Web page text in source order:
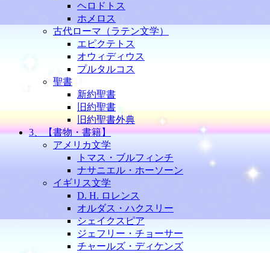
ヘロドトス
ホメロス
古代ローマ（ラテン文学）
エピクテトス
オウィディウス
プルタルコス
聖書
新約聖書
旧約聖書
旧約聖書外典
3、【書物・書籍】
アメリカ文学
トマス・ブルフィンチ
ナサニエル・ホーソーン
イギリス文学
D. H. ロレンス
オルダス・ハクスリー
シェイクスピア
ジェフリー・チョーサー
チャールズ・ディケンズ